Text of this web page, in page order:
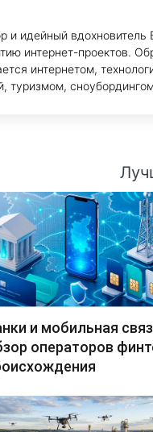
и идейный вдохновитель
интернет-проектов.
интернетом,
туризмом,
и мобильная
операторов